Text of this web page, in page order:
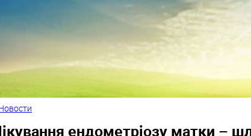
ендометріозу матки –